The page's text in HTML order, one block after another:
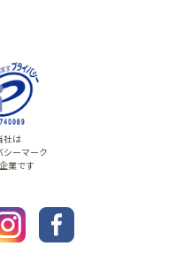
社は
シーマーク
業です